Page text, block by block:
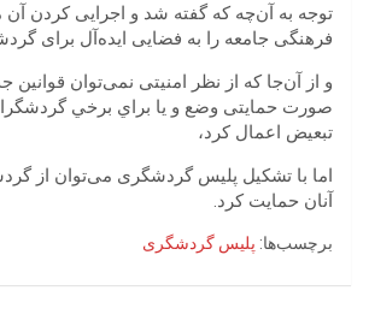
توجه به آن‌چه که گفته شد و اجرایی کردن
فرهنگی جامعه را به فضایی ایده‌آل برای
و از آ‌ن‌جا که از نظر امنیتی نمی‌توان قوانین
صورت حمایتی وضع و يا براي برخي
تبعيض اعمال كرد،
اما با تشکیل پلیس گردشگری می‌توان از
آنان حمایت کرد.
برچسب‌ها: پلیس گردشگری